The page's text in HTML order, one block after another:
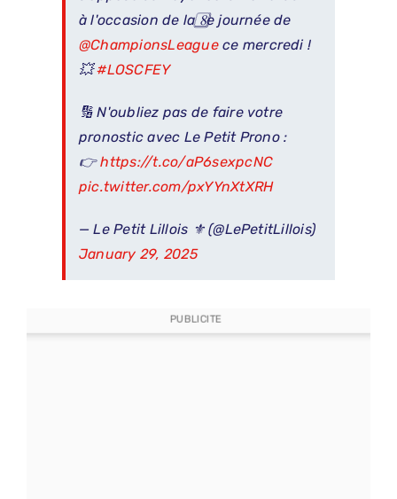
à l'occasion de la 8⃣e journée de
@ChampionsLeaguece mercredi !
💥#LOSCFEY
🔢 N'oubliez pas de faire votre
pronostic avec Le Petit Prono :
👉https://t.co/aP6sexpcNC
pic.twitter.com/pxYYnXtXRH
— Le Petit Lillois ⚜️ (@LePetitLillois)
January 29, 2025
PUBLICITE